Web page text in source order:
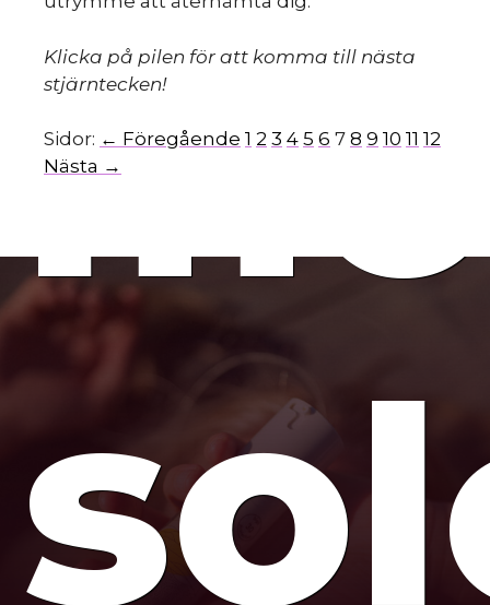
Klicka på pilen för att komma till nästa
stjärntecken!
Sidor: ← Föregående 1 2 3 4 5 6 7 8 9 10 11 12
Nästa →